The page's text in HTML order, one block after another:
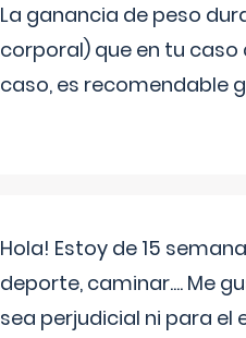
La ganancia de peso
corporal) que en tu
caso, es recomendable
Hola! Estoy de 15
deporte, caminar.... Me
sea perjudicial ni para